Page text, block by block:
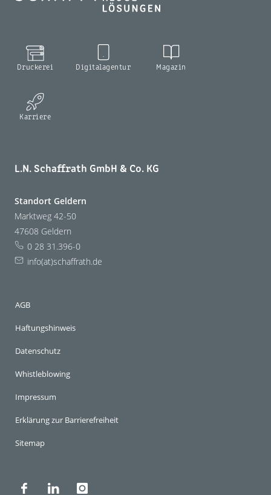
Druckerei Digitalagentur Magazin
Karriere
L.N. Schaffrath GmbH & Co. KG
Standort Geldern
Marktweg 42-50
47608 Geldern
0 28 31.396-0
info(at)schaffrath.de
AGB
Haftungshinweis
Datenschutz
Whistleblowing
Impressum
Erklärung zur Barrierefreiheit
Sitemap